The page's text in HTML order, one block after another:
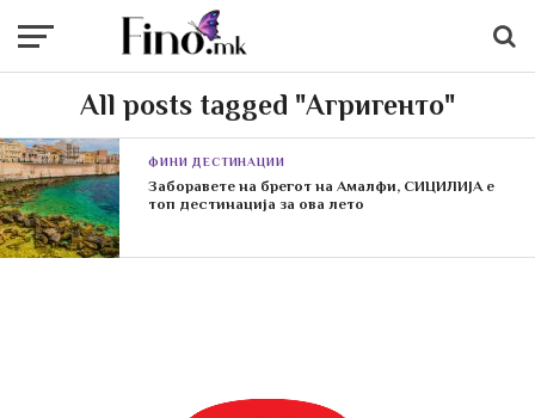
All posts tagged "Агригенто"
ФИНИ ДЕСТИНАЦИИ
Заборавете на брегот на Амалфи, СИЦИЛИЈА е
топ дестинација за ова лето